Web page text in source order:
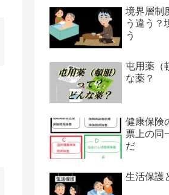
境界層制
う違う？
う
屯用薬（
な薬？
健康保険
票上の同
だ
生活保護